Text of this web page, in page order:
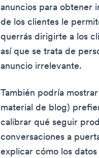
anuncios para obtener
de los clientes le
querrás dirigirte a los
así que se trata de
anuncio irrelevante.
También podría
material de blog)
calibrar qué seguir
conversaciones a
explicar cómo los